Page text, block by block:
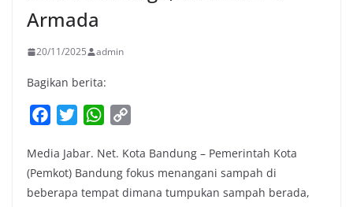
Armada
20/11/2025 admin
Bagikan berita:
c
e
b
i
t
t
W
a
t
s
p
y
L
Media Jabar. Net. Kota Bandung – Pemerintah Kota
(Pemkot) Bandung fokus menangani sampah di
beberapa tempat dimana tumpukan sampah berada,